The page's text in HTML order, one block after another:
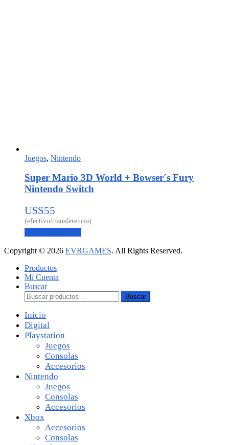
Juegos, Nintendo
Super Mario 3D World + Bowser´s Fury
Nintendo Switch
U$S55
Copyright © 2026 EVRGAMES. All Rights Reserved.
Productos
Mi Cuenta
Buscar
Buscar:
Buscar
Inicio
Digital
Playstation
Juegos
Consolas
Accesorios
Nintendo
Juegos
Consolas
Accesorios
Xbox
Accesorios
Consolas